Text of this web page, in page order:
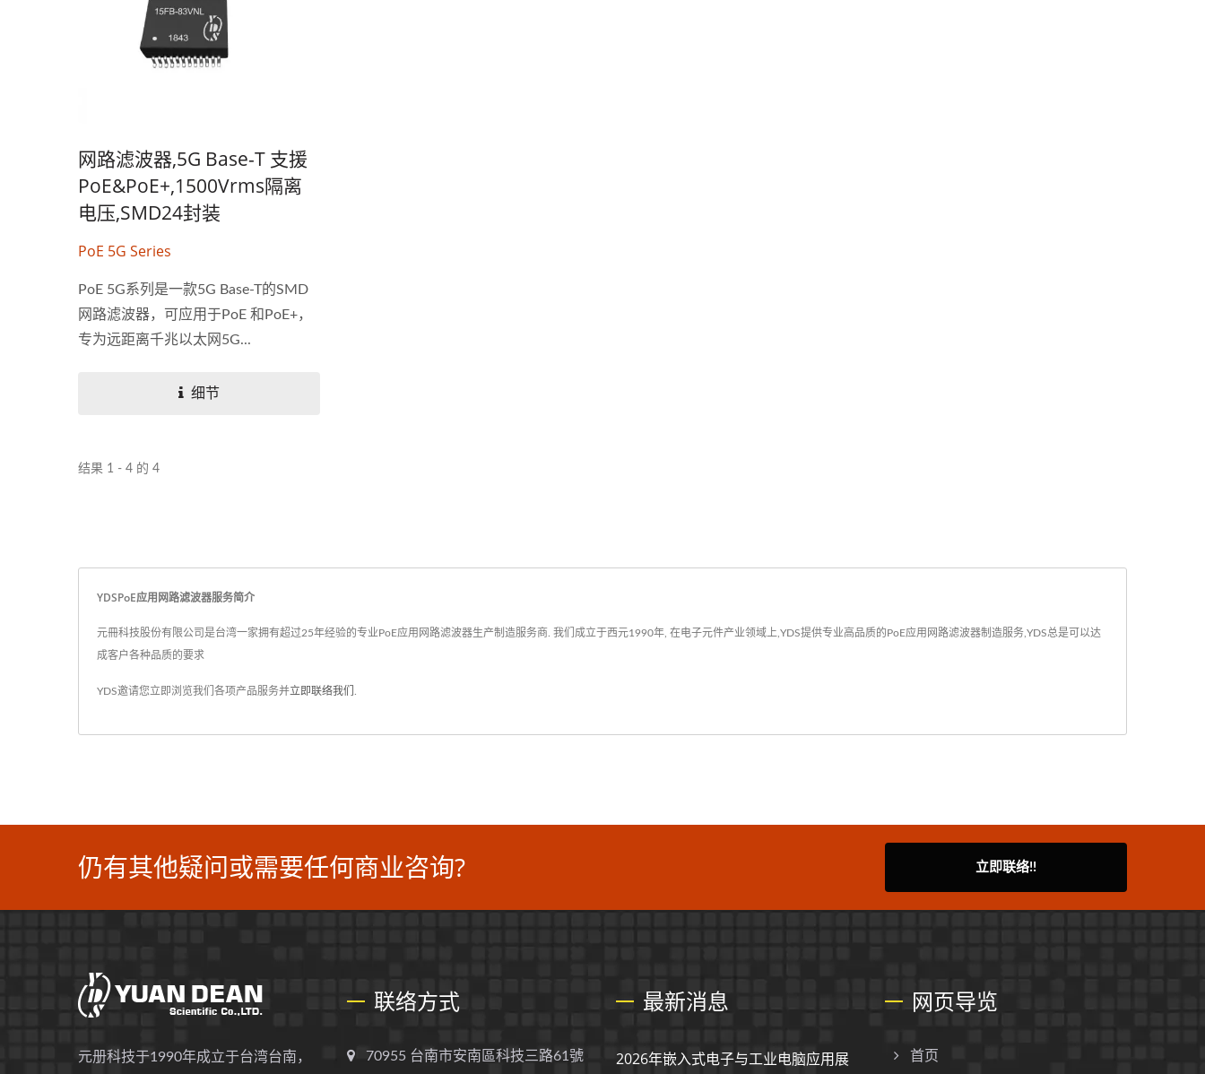
网路滤波器,5G Base-T 支援
PoE&PoE+,1500Vrms隔离
电压,SMD24封装
PoE 5G Series
PoE 5G系列是一款5G Base-T的SMD
网路滤波器，可应用于PoE 和PoE+，
专为远距离千兆以太网5G...
细节
结果 1 - 4 的 4
YDSPoE应用网路滤波器服务简介
元冊科技股份有限公司是台湾一家拥有超过25年经验的专业PoE应用网路滤波器生产制造服务商. 我们成立于西元1990年, 在电子元件产业领域上,YDS提供专业高品质的PoE应用网路滤波器制造服务,YDS总是可以达
成客户各种品质的要求
YDS邀请您立即浏览我们各项产品服务并立即联络我们
仍有其他疑问或需要任何商业咨询? 立即联络!!
元册科技于1990年成立于台湾台南，
联络方式
70955 台南市安南區科技三路61號
最新消息
2026年嵌入式电子与工业电脑应用展
网页导览
首页